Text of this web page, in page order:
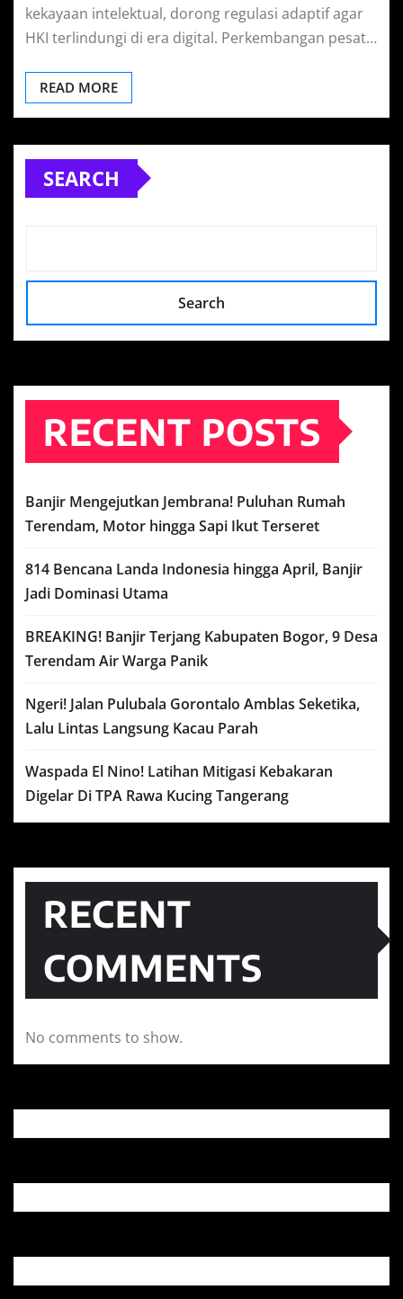
kekayaan intelektual, dorong regulasi adaptif agar
HKI terlindungi di era digital. Perkembangan pesat…
READ MORE
SEARCH
Search
RECENT POSTS
Banjir Mengejutkan Jembrana! Puluhan Rumah
Terendam, Motor hingga Sapi Ikut Terseret
814 Bencana Landa Indonesia hingga April, Banjir
Jadi Dominasi Utama
BREAKING! Banjir Terjang Kabupaten Bogor, 9 Desa
Terendam Air Warga Panik
Ngeri! Jalan Pulubala Gorontalo Amblas Seketika,
Lalu Lintas Langsung Kacau Parah
Waspada El Nino! Latihan Mitigasi Kebakaran
Digelar Di TPA Rawa Kucing Tangerang
RECENT
COMMENTS
No comments to show.